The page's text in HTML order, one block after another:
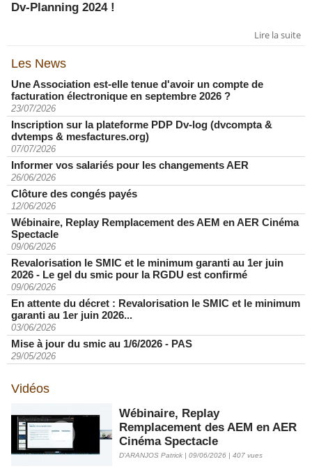
Dv-Planning 2024 !
Lire la suite
Les News
Une Association est-elle tenue d'avoir un compte de
facturation électronique en septembre 2026 ?
23/07/2026
Inscription sur la plateforme PDP Dv-log (dvcompta &
dvtemps & mesfactures.org)
07/07/2026
Informer vos salariés pour les changements AER
26/06/2026
Clôture des congés payés
12/06/2026
Wébinaire, Replay Remplacement des AEM en AER Cinéma
Spectacle
09/06/2026
Revalorisation le SMIC et le minimum garanti au 1er juin
2026 - Le gel du smic pour la RGDU est confirmé
09/06/2026
En attente du décret : Revalorisation le SMIC et le minimum
garanti au 1er juin 2026...
03/06/2026
Mise à jour du smic au 1/6/2026 - PAS
29/05/2026
Vidéos
Wébinaire, Replay
Remplacement des AEM en AER
Cinéma Spectacle
D'ARANJOS Patrick | 09/06/2026 | 407 vues